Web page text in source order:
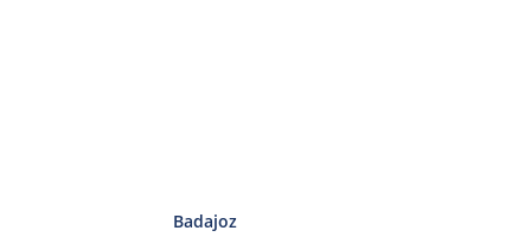
Badajoz